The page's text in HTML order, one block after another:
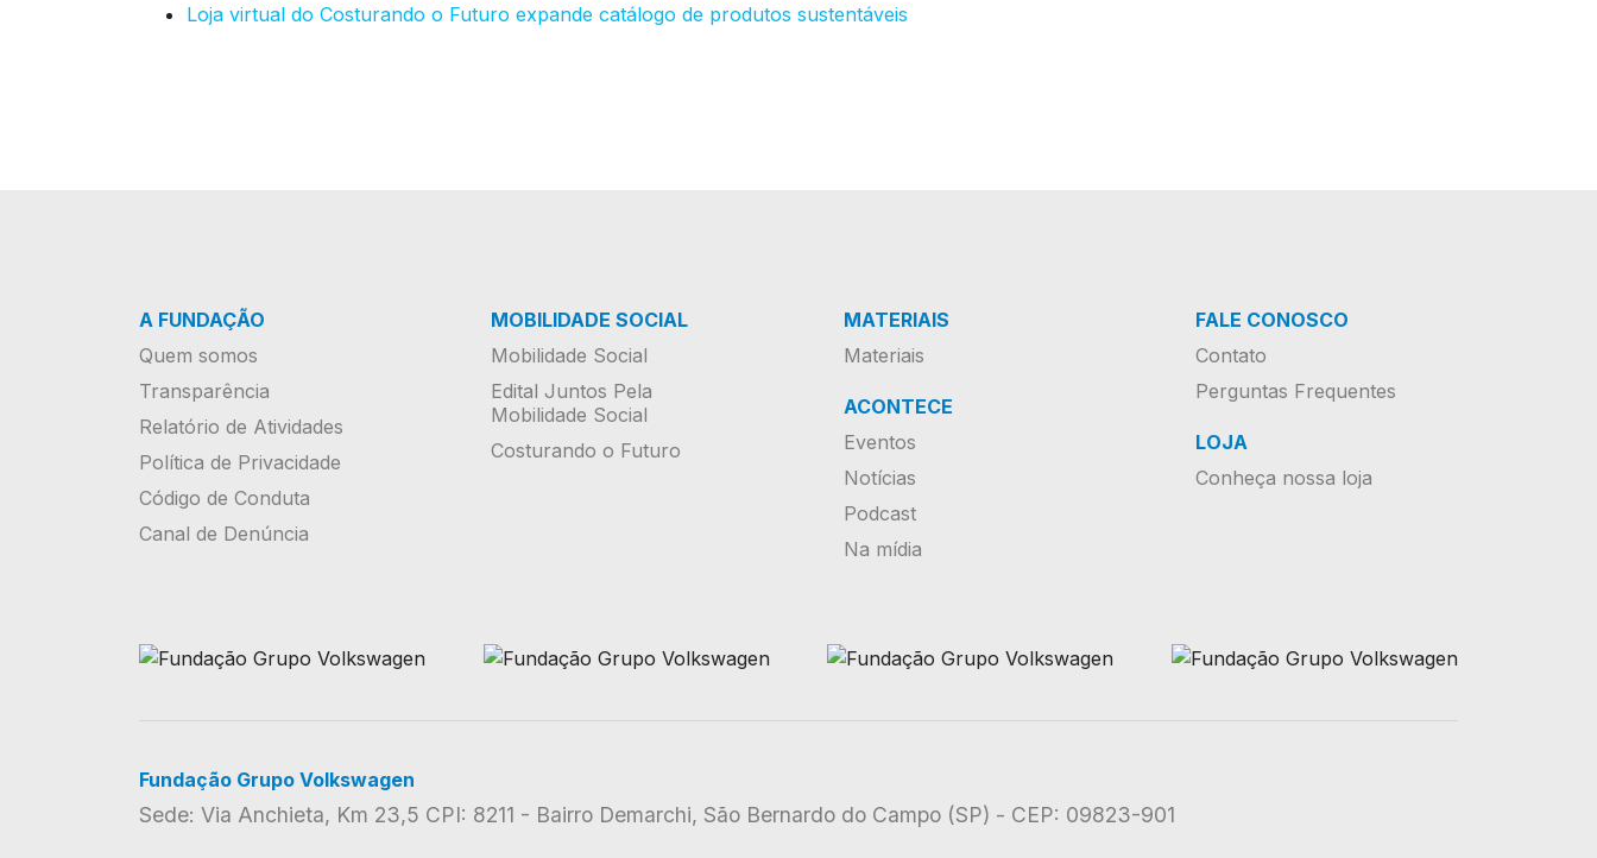
Loja virtual do Costurando o Futuro expande catálogo de produtos sustentáveis
A FUNDAÇÃO
Quem somos
Transparência
Relatório de Atividades
Política de Privacidade
Código de Conduta
Canal de Denúncia
MOBILIDADE SOCIAL
Mobilidade Social
Edital Juntos Pela
Mobilidade Social
Costurando o Futuro
MATERIAIS
Materiais
ACONTECE
Eventos
Notícias
Podcast
Na mídia
FALE CONOSCO
Contato
Perguntas Frequentes
LOJA
Conheça nossa loja
Fundação Grupo Volkswagen
Sede: Via Anchieta, Km 23,5 CPI: 8211 - Bairro Demarchi, São Bernardo do Campo (SP) - CEP: 09823-901